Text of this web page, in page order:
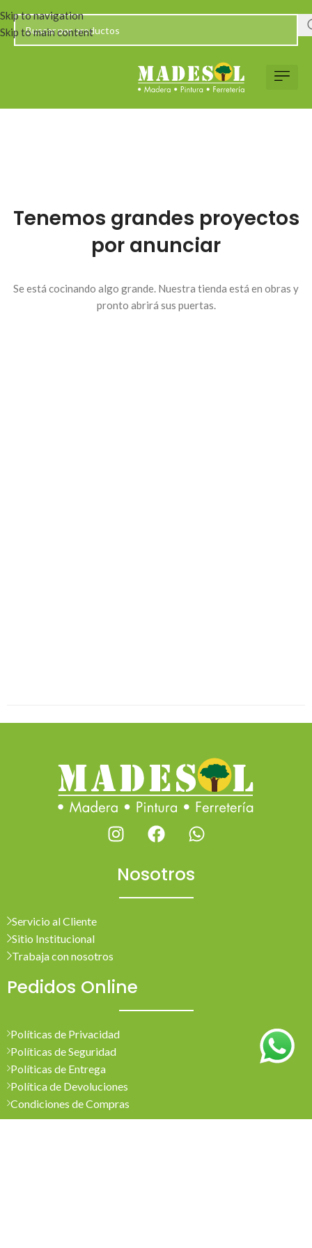
Skip to navigation
Skip to main content
Tenemos grandes proyectos
por anunciar
Se está cocinando algo grande. Nuestra tienda está en obras y
pronto abrirá sus puertas.
Nosotros
Servicio al Cliente
Sitio Institucional
Trabaja con nosotros
Pedidos Online
Políticas de Privacidad
Políticas de Seguridad
Políticas de Entrega
Política de Devoluciones
Condiciones de Compras